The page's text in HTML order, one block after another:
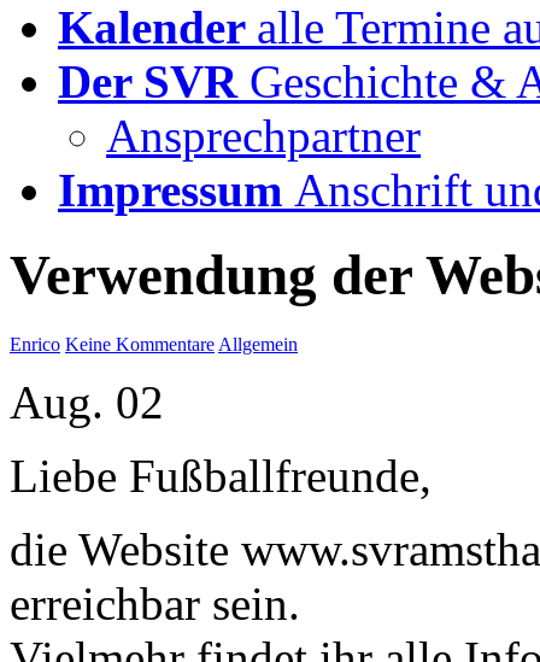
Kalender alle Termine
Der SVR Geschichte &
Ansprechpartner
Impressum Anschrift
Verwendung der
Enrico Keine Kommentare Allgemein
Aug. 02
Liebe Fußballfreunde,
die Website
erreichbar sein.